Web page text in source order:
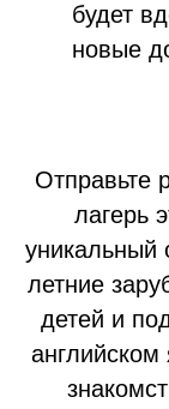
будет
новые
Отправьте
лагерь
уникальный
летние
детей и